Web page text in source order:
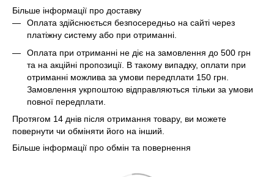
Більше інформації про доставку
Оплата здійснюється безпосередньо на сайті через
платіжну систему або при отриманні.
Оплата при отриманні не діє на замовлення до 500 грн
та на акційні пропозиції. В такому випадку, оплати при
отриманні можлива за умови передплати 150 грн.
Замовлення укрпоштою відправляються тільки за умови
повної передплати.
Протягом 14 днів після отримання товару, ви можете
повернути чи обміняти його на інший.
Більше інформації про обмін та повернення